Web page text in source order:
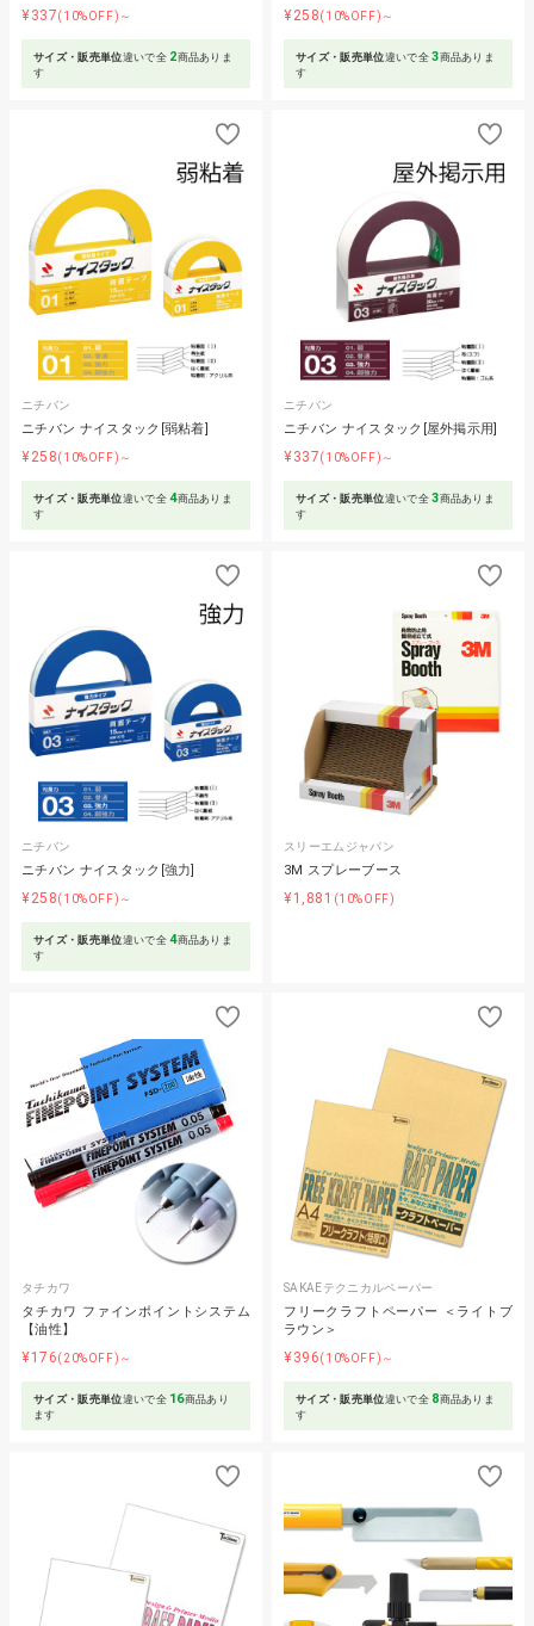
¥337(10%OFF)～
サイズ・販売単位違いで全 2商品ありま
す
¥258(10%OFF)～
サイズ・販売単位違いで全3商品ありま
す
ニチバン
ニチバン ナイスタック[弱粘着]
¥258(10%OFF)～
サイズ・販売単位違いで全4商品ありま
す
ニチバン
ニチバン ナイスタック[屋外掲示用]
¥337(10%OFF)～
サイズ・販売単位違いで全3商品ありま
す
ニチバン
ニチバン ナイスタック[強力]
¥258(10%OFF)～
サイズ・販売単位違いで全4商品ありま
す
スリーエムジャパン
3M スプレーブース
¥1,881 (10%OFF)
タチカワ
タチカワ ファインポイントシステム
【油性】
¥176(20%OFF)～
サイズ・販売単位違いで全 16商品あり
ます
SAKAEテクニカルペーパー
フリークラフトペーパー ＜ライトブ
ラウン＞
¥396(10%OFF)～
サイズ・販売単位違いで全 8商品ありま
す